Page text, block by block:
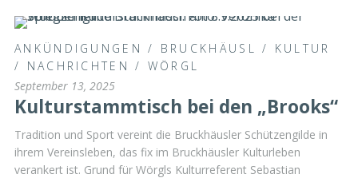
ANKÜNDIGUNGEN / BRUCKHÄUSL / KULTUR
/ NACHRICHTEN / WÖRGL
September 13, 2025
Kulturstammtisch bei den „Brooks“
Tradition und Sport vereint die Bruckhäusler Schützengilde in
ihrem Vereinsleben, das fix im Bruckhäusler Kulturleben
verankert ist. Grund für Wörgls Kulturreferent Sebastian